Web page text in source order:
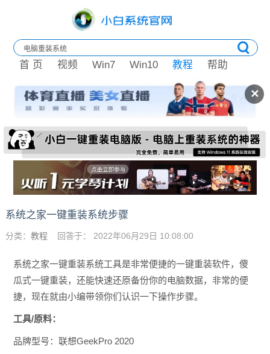
✕
首 页 视频 Win7 Win10 教程 帮助
系统之家一键重装系统步骤
分类： 教程 回答于： 2022年06月29日 10:08:00
系统之家一键重装系统工具是非常便捷的一键重装软件，傻
瓜式一键重装，还能快速还原备份你的电脑数据，非常的便
捷，现在就由小编带领你们认识一下操作步骤。
工具/原料：
品牌型号：联想GeekPro 2020